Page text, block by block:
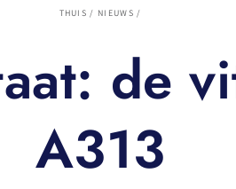
THUIS / NIEUWS /
de
A313